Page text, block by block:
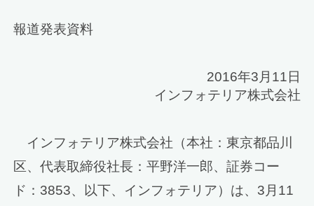
報道発表資料
2016年3月11日
インフォテリア株式会社
インフォテリア株式会社（本社：東京都品川
区、代表取締役社長：平野洋一郎、証券コー
ド：3853、以下、インフォテリア）は、3月11